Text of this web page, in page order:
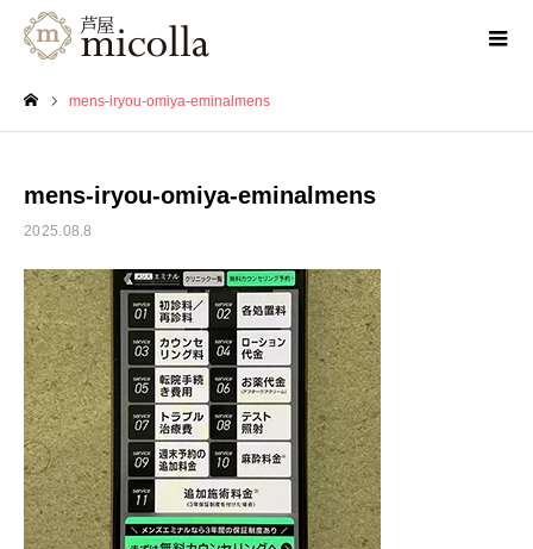
mens-iryou-omiya-eminalmens
mens-iryou-omiya-eminalmens
2025.08.8